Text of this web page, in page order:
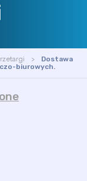
Dostawa
biurowych.